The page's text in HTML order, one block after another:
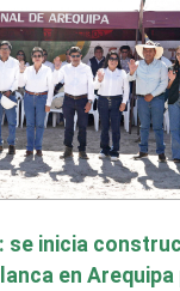
se inicia
en Arequipa